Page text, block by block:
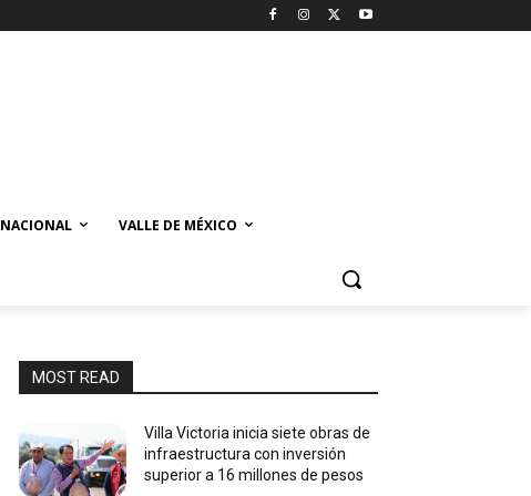
NACIONAL VALLE DE MÉXICO
MOST READ
Villa Victoria inicia siete obras de
infraestructura con inversión
superior a 16 millones de pesos